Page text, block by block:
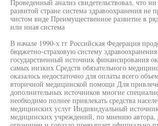
Проведенный анализ свидетельствовал, что
развитой стране система здравоохранения не
чистом виде Преимущественное развитие в
или иная система
В начале 1990-х гг Российская Федерация
бюджетно-страховую систему
государственный источник финансирования
самых низких Средств обязательного
оказалось недостаточно для оплаты всего
вторичной медицинской помощи Для
дополнительных источников многие
необходимо полнее привлекать средства
медицинских услуг Индивидуальный
медицинских учреждений, по мнению автора,